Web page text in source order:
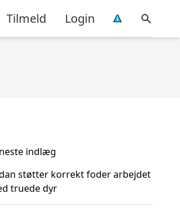
Tilmeld Login
indlæg
støtter korrekt foder arbejdet
truede dyr